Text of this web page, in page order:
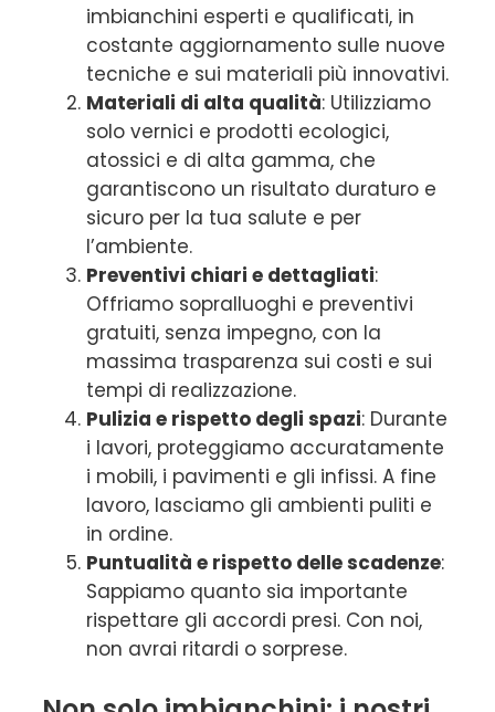
imbianchini esperti e qualificati, in
costante aggiornamento sulle nuove
tecniche e sui materiali più innovativi.
Materiali di alta qualità: Utilizziamo
solo vernici e prodotti ecologici,
atossici e di alta gamma, che
garantiscono un risultato duraturo e
sicuro per la tua salute e per
l’ambiente.
Preventivi chiari e dettagliati:
Offriamo sopralluoghi e preventivi
gratuiti, senza impegno, con la
massima trasparenza sui costi e sui
tempi di realizzazione.
Pulizia e rispetto degli spazi: Durante
i lavori, proteggiamo accuratamente
i mobili, i pavimenti e gli infissi. A fine
lavoro, lasciamo gli ambienti puliti e
in ordine.
Puntualità e rispetto delle scadenze:
Sappiamo quanto sia importante
rispettare gli accordi presi. Con noi,
non avrai ritardi o sorprese.